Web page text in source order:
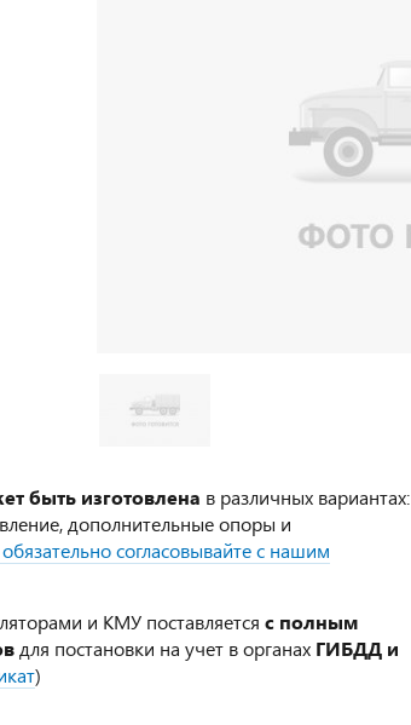
быть изготовлена в различных вариантах:
дополнительные опоры и
обязательно согласовывайте с нашим
и КМУ поставляется с полным
для постановки на учет в органах ГИБДД и
)